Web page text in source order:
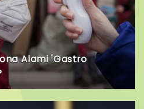
Alami 'Gastro